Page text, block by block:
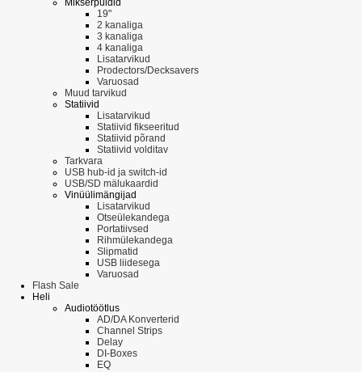
Mikserpuldid
19"
2 kanaliga
3 kanaliga
4 kanaliga
Lisatarvikud
Prodectors/Decksavers
Varuosad
Muud tarvikud
Statiivid
Lisatarvikud
Statiivid fikseeritud
Statiivid põrand
Statiivid volditav
Tarkvara
USB hub-id ja switch-id
USB/SD mälukaardid
Vinüülimängijad
Lisatarvikud
Otseülekandega
Portatiivsed
Rihmülekandega
Slipmatid
USB liidesega
Varuosad
Flash Sale
Heli
Audiotöötlus
AD/DA Konverterid
Channel Strips
Delay
DI-Boxes
EQ